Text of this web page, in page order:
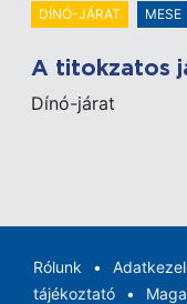
DÍNÓ-JÁRAT MESE
A titokzatos
Dínó-járat
Rólunk
tájékoztató